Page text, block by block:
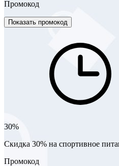
Промокод
Показать промокод
30%
Скидка 30% на спортивное
Промокод